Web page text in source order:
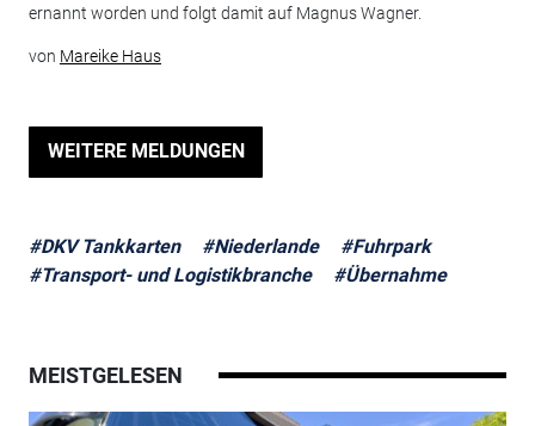
ernannt worden und folgt damit auf Magnus Wagner.
von Mareike Haus
WEITERE MELDUNGEN
#DKV Tankkarten #Niederlande
#Fuhrpark
#Transport- und Logistikbranche
#Übernahme
MEISTGELESEN